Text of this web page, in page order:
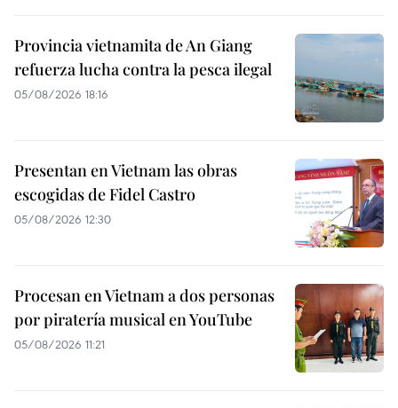
Provincia vietnamita de An Giang
refuerza lucha contra la pesca ilegal
05/08/2026 18:16
Presentan en Vietnam las obras
escogidas de Fidel Castro
05/08/2026 12:30
Procesan en Vietnam a dos personas
por piratería musical en YouTube
05/08/2026 11:21